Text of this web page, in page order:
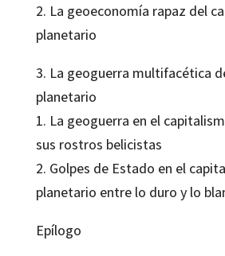
2. La geoeconomía rapaz del
planetario
3. La geoguerra multifacética
planetario
1. La geoguerra en el
sus rostros belicistas
2. Golpes de Estado en el
planetario entre lo duro y lo
Epílogo